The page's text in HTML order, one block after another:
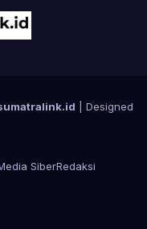
| Designed
SiberRedaksi